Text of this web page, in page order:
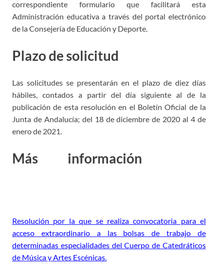
correspondiente formulario que facilitará esta
Administración educativa a través del portal electrónico
de la Consejería de Educación y Deporte.
Plazo de solicitud
Las solicitudes se presentarán en el plazo de diez días
hábiles, contados a partir del día siguiente al de la
publicación de esta resolución en el Boletín Oficial de la
Junta de Andalucía; del 18 de diciembre de 2020 al 4 de
enero de 2021.
Más información
Resolución por la que se realiza convocatoria para el
acceso extraordinario a las bolsas de trabajo de
determinadas especialidades del Cuerpo de Catedráticos
de Música y Artes Escénicas.